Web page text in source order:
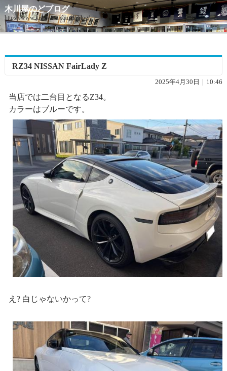
木川屋のどブログ
https://www.kigawaya.com/doblog/
RZ34 NISSAN FairLady Z
2025年4月30日｜10:46
当店では二台目となるZ34。
カラーはブルーです。
え? 白じゃないかって?